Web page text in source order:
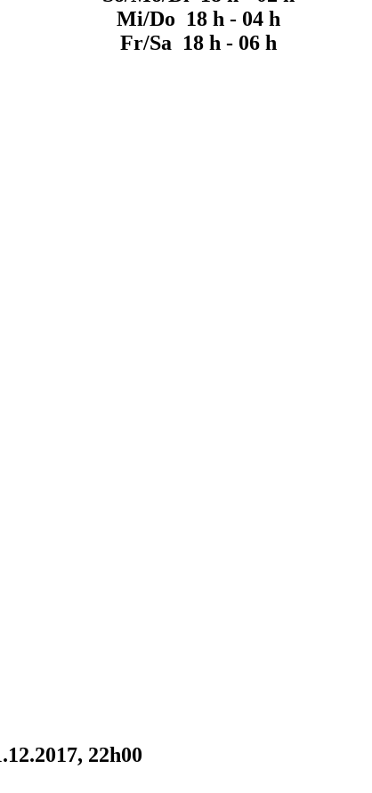
Mi/Do 18 h - 04 h
Fr/Sa 18 h - 06 h
22h00